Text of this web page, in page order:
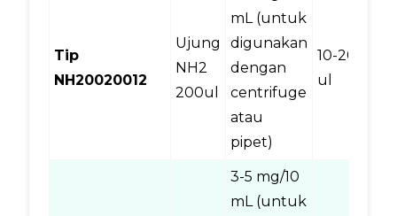
Tip
NH20020012
Ujung
NH2
200ul
mL (untuk
digunakan
dengan
centrifuge
atau
pipet)
10-200
ul
3-5 mg/10
mL (untuk